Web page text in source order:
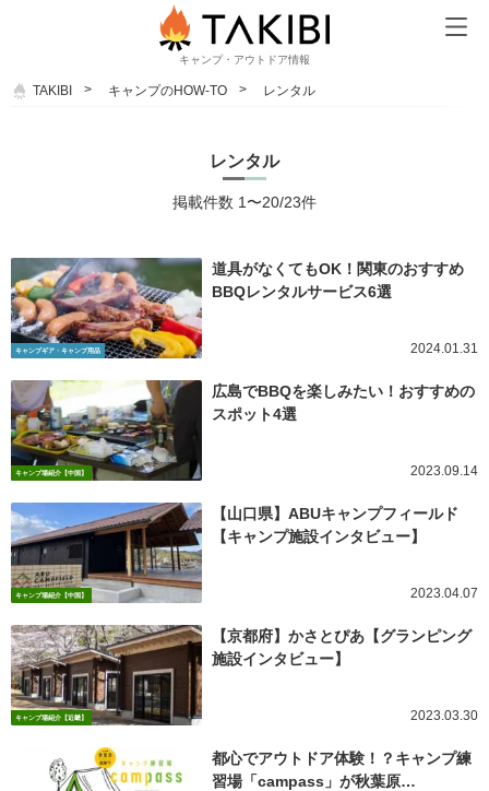
キャンプ・アウトドア情報
TAKIBI キャンプのHOW-TO レンタル
レンタル
掲載件数 1〜20/23件
キャンプギア・キャンプ用品
道具がなくてもOK！関東のおすすめ
BBQレンタルサービス6選
2024.01.31
キャンプ場紹介【中国】
広島でBBQを楽しみたい！おすすめの
スポット4選
2023.09.14
キャンプ場紹介【中国】
【山口県】ABUキャンプフィールド
【キャンプ施設インタビュー】
2023.04.07
キャンプ場紹介【近畿】
【京都府】かさとぴあ【グランピング
施設インタビュー】
2023.03.30
都心でアウトドア体験！？キャンプ練
習場「campass」が秋葉原…